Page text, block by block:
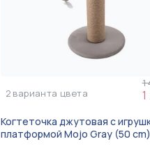
2 варианта цвета
1
Когтеточка джутовая с
платформой Mojo Gray (50 cm)